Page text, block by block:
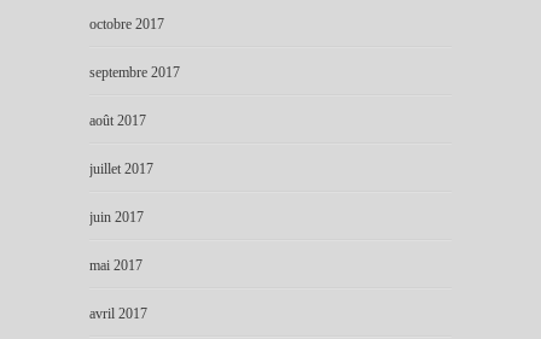
octobre 2017
septembre 2017
août 2017
juillet 2017
juin 2017
mai 2017
avril 2017